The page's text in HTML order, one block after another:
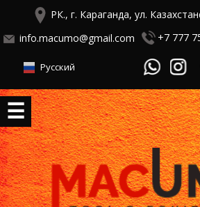
РК., г. Караганда, ул.
info.macumo@gmail.com
+7 777
Русский
☰